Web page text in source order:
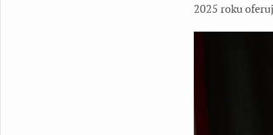
2025 roku